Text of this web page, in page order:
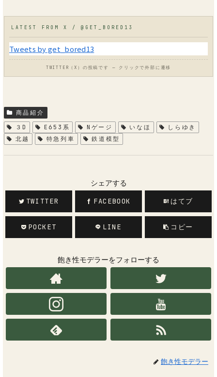
Tweets by get_bored13
商品紹介
３D
E653系 Nゲージ いなほ
しらゆき
北越
特急列車 鉄道模型
シェアする
TWITTER FACEBOOK はてブ
POCKET LINE コピー
飽き性モデラーをフォローする
飽き性モデラー